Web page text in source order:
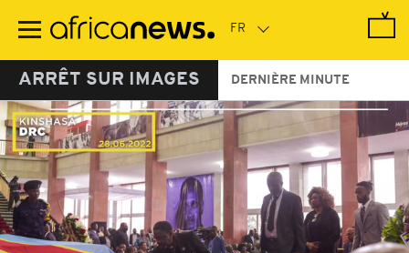
contenu
ARRÊT SUR IMAGES DERNIÈRE MINUTE